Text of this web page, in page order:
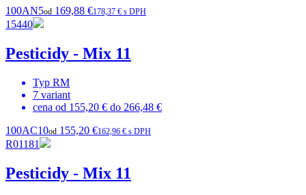
100AN5od 169,88 €178,37 € s DPH
15440
Pesticidy - Mix 11
Typ RM
7 variant
cena od 155,20 € do 266,48 €
100AC10od 155,20 €162,96 € s DPH
R01181
Pesticidy - Mix 11